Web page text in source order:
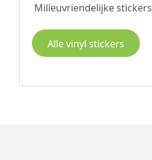
Milieuvriendelijke stickers
Alle vinyl stickers